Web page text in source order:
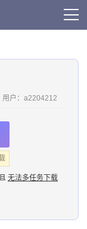
用户： a2204212
无法多任务下载